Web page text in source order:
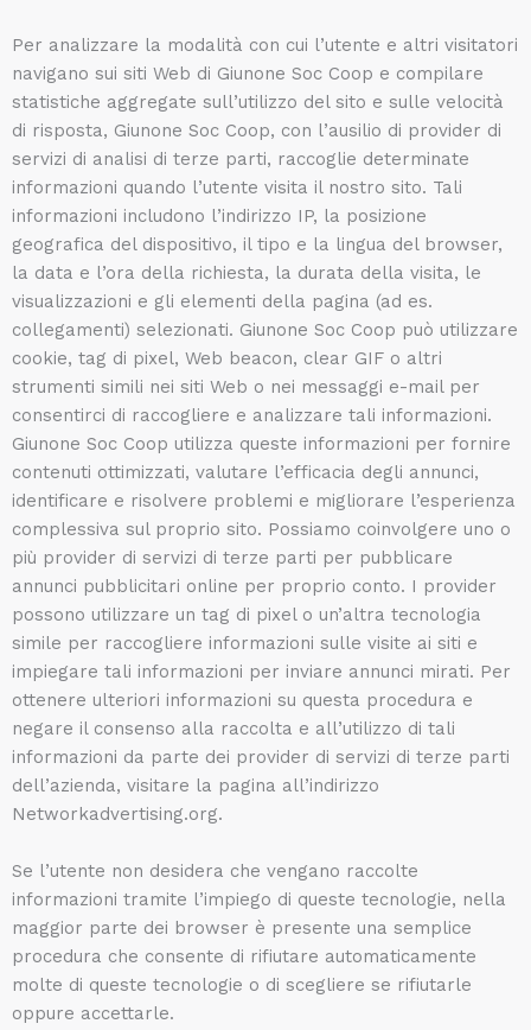
Per analizzare la modalità con cui l’utente e altri visitatori
navigano sui siti Web di Giunone Soc Coop e compilare
statistiche aggregate sull’utilizzo del sito e sulle velocità
di risposta, Giunone Soc Coop, con l’ausilio di provider di
servizi di analisi di terze parti, raccoglie determinate
informazioni quando l’utente visita il nostro sito. Tali
informazioni includono l’indirizzo IP, la posizione
geografica del dispositivo, il tipo e la lingua del browser,
la data e l’ora della richiesta, la durata della visita, le
visualizzazioni e gli elementi della pagina (ad es.
collegamenti) selezionati. Giunone Soc Coop può utilizzare
cookie, tag di pixel, Web beacon, clear GIF o altri
strumenti simili nei siti Web o nei messaggi e-mail per
consentirci di raccogliere e analizzare tali informazioni.
Giunone Soc Coop utilizza queste informazioni per fornire
contenuti ottimizzati, valutare l’efficacia degli annunci,
identificare e risolvere problemi e migliorare l’esperienza
complessiva sul proprio sito. Possiamo coinvolgere uno o
più provider di servizi di terze parti per pubblicare
annunci pubblicitari online per proprio conto. I provider
possono utilizzare un tag di pixel o un’altra tecnologia
simile per raccogliere informazioni sulle visite ai siti e
impiegare tali informazioni per inviare annunci mirati. Per
ottenere ulteriori informazioni su questa procedura e
negare il consenso alla raccolta e all’utilizzo di tali
informazioni da parte dei provider di servizi di terze parti
dell’azienda, visitare la pagina all’indirizzo
Networkadvertising.org.
Se l’utente non desidera che vengano raccolte
informazioni tramite l’impiego di queste tecnologie, nella
maggior parte dei browser è presente una semplice
procedura che consente di rifiutare automaticamente
molte di queste tecnologie o di scegliere se rifiutarle
oppure accettarle.